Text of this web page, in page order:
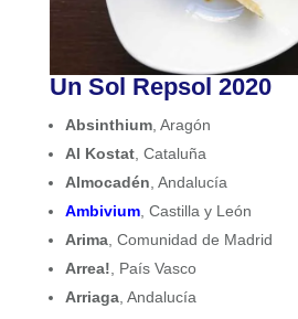
Un Sol Repsol 2020
Absinthium, Aragón
Al Kostat, Cataluña
Almocadén , Andalucía
Ambivium, Castilla y León
Arima, Comunidad de Madrid
Arrea! , País Vasco
Arriaga, Andalucía